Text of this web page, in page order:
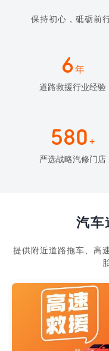
保持初心，砥砺前
6年
道路救援行业经验
580 +
严选战略汽修门店
汽车
提供附近道路拖车、高